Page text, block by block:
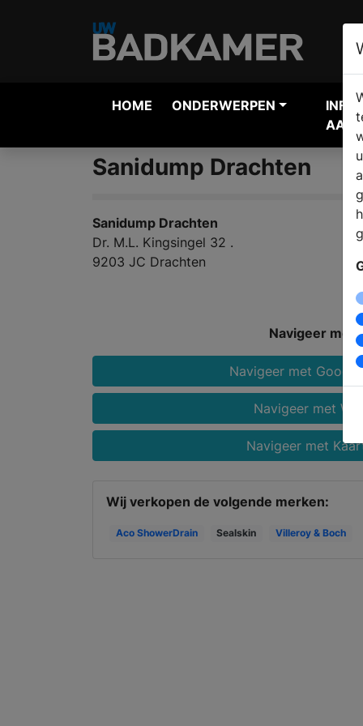
HOME ONDERWERPEN
Sanidump Drachten
Sanidump Drachten
Dr. M.L. Kingsingel 32 .
9203 JC Drachten
Navigeer met:
Navigeer met
Navigeer met
Navigeer met
Wij verkopen de volgende merken:
Aco ShowerDrain Sealskin Villeroy & Boch